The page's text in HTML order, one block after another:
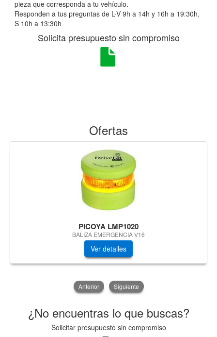
pieza que corresponda a tu vehículo.
Responden a tus preguntas de L-V 9h a 14h y 16h a 19:30h,
S 10h a 13:30h
Solicita presupuesto sin compromiso
Ofertas
PICOYA LMP1020
BALIZA EMERGENCIA V16
Ver detalles
Anterior Siguiente
¿No encuentras lo que buscas?
Solicitar presupuesto sin compromiso